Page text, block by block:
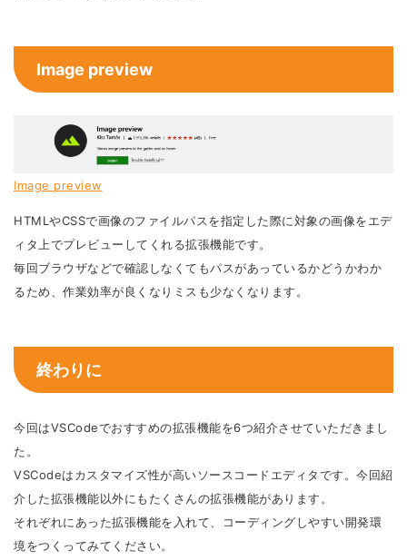
Image preview
Image preview
HTMLやCSSで画像のファイルパスを指定した際に対象の画像をエデ
ィタ上でプレビューしてくれる拡張機能です。
毎回ブラウザなどで確認しなくてもパスがあっているかどうかわか
るため、作業効率が良くなりミスも少なくなります。
終わりに
今回はVSCodeでおすすめの拡張機能を6つ紹介させていただきまし
た。
VSCodeはカスタマイズ性が高いソースコードエディタです。今回紹
介した拡張機能以外にもたくさんの拡張機能があります。
それぞれにあった拡張機能を入れて、コーディングしやすい開発環
境をつくってみてください。